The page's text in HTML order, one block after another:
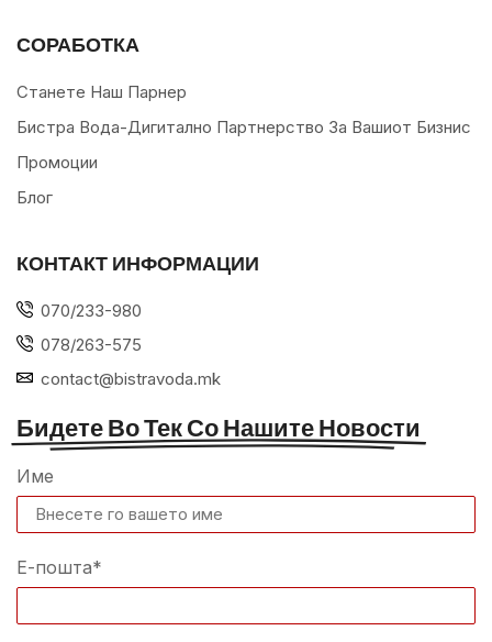
СОРАБОТКА
Станете Наш Парнер
Бистра Вода-Дигитално Партнерство За Вашиот Бизнис
Промоции
Блог
КОНТАКТ ИНФОРМАЦИИ
070/233-980
078/263-575
contact@bistravoda.mk
Бидете Во Тек Со Нашите Новости
Име
Е-пошта*